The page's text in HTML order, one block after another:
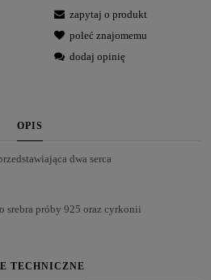
zapytaj o produkt
poleć znajomemu
dodaj opinię
OPIS
dwa serca
srebra próby 925 oraz cyrkonii
TECHNICZNE